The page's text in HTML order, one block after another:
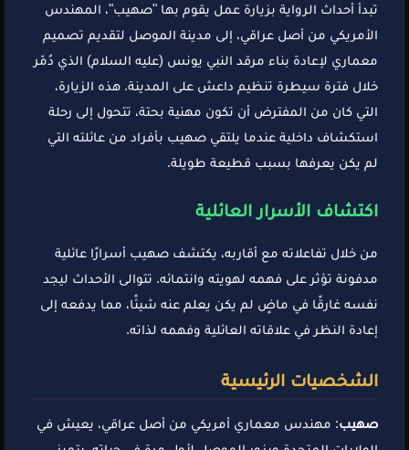
تبدأ أحداث الرواية بزيارة عمل يقوم بها "صهيب"، المهندس
الأمريكي من أصل عراقي، إلى مدينة الموصل لتقديم تصميم
معماري لإعادة بناء مرقد النبي يونس (عليه السلام) الذي دُمّر
خلال فترة سيطرة تنظيم داعش على المدينة. هذه الزيارة،
التي كان من المفترض أن تكون مهنية بحتة، تتحول إلى رحلة
استكشاف داخلية عندما يلتقي صهيب بأفراد من عائلته التي
لم يكن يعرفها بسبب قطيعة طويلة.
اكتشاف الأسرار العائلية
من خلال تفاعلاته مع أقاربه، يكتشف صهيب أسرارًا عائلية
مدفونة تؤثر على فهمه لهويته وانتمائه. تتوالى الأحداث ليجد
نفسه غارقًا في ماضٍ لم يكن يعلم عنه شيئًا، مما يدفعه إلى
إعادة النظر في علاقاته العائلية وفهمه لذاته.
الشخصيات الرئيسية
صهيب: مهندس معماري أمريكي من أصل عراقي، يعيش في